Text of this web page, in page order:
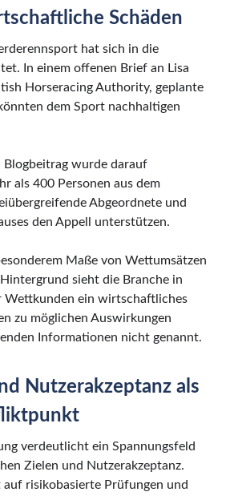
Schäden
hat sich in die
In einem offenen Brief an Lisa
Horseracing Authority, geplante
dem Sport nachhaltigen
Blogbeitrag wurde darauf
als 400 Personen aus dem
Abgeordnete und
den Appell unterstützen.
Maße von Wettumsätzen
sieht die Branche in
Wettkunden ein wirtschaftliches
zu möglichen Auswirkungen
Informationen nicht genannt.
Nutzerakzeptanz als
verdeutlicht ein Spannungsfeld
Zielen und Nutzerakzeptanz.
risikobasierte Prüfungen und